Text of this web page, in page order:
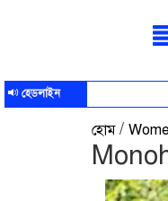
হেডলাইন
হোম /